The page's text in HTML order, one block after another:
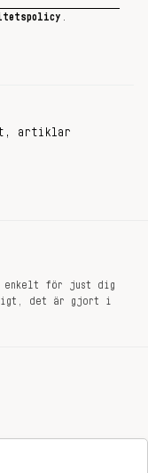
artiklar
enkelt för just dig
det är gjort i